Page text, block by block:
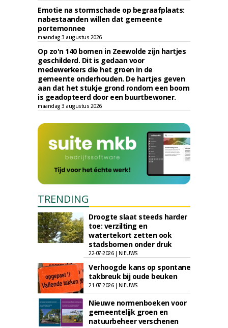
Emotie na stormschade op begraafplaats:
nabestaanden willen dat gemeente
portemonnee
maandag 3 augustus 2026
Op zo'n 140 bomen in Zeewolde zijn hartjes
geschilderd. Dit is gedaan voor
medewerkers die het groen in de
gemeente onderhouden. De hartjes geven
aan dat het stukje grond rondom een boom
is geadopteerd door een buurtbewoner.
maandag 3 augustus 2026
TRENDING
Droogte slaat steeds harder
toe: verzilting en
watertekort zetten ook
stadsbomen onder druk
22-07-2026 | NIEUWS
Verhoogde kans op spontane
takbreuk bij oude beuken
21-07-2026 | NIEUWS
Nieuwe normenboeken voor
gemeentelijk groen en
natuurbeheer verschenen